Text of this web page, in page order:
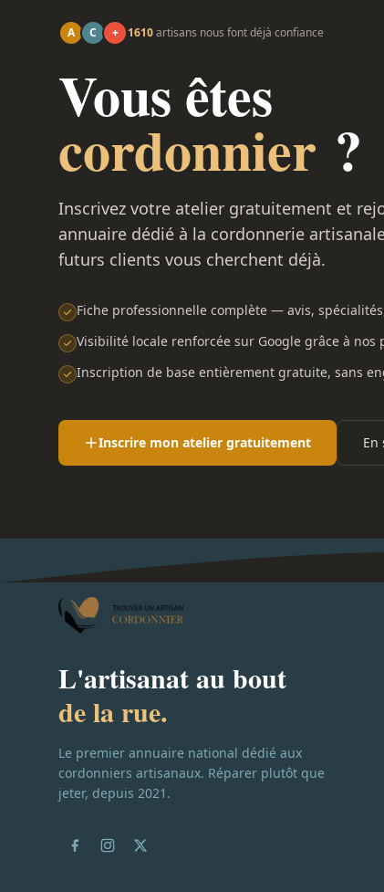
A C + 1610artisans nous font déjà confiance
Vous êtes
cordonnier ?
Inscrivez votre atelier gratuitement et
annuaire dédié à la cordonnerie
futurs clients vous cherchent déjà.
Fiche professionnelle complète — avis,
Visibilité locale renforcée sur Google grâce à nos
Inscription de base entièrement gratuite, sans
Inscrire mon atelier gratuitement En
L'artisanat au bout
de la rue.
Le premier annuaire national dédié aux
cordonniers artisanaux. Réparer plutôt que
jeter, depuis 2021.